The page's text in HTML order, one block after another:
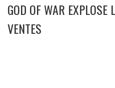
GOD OF WAR EXPLOSE
VENTES